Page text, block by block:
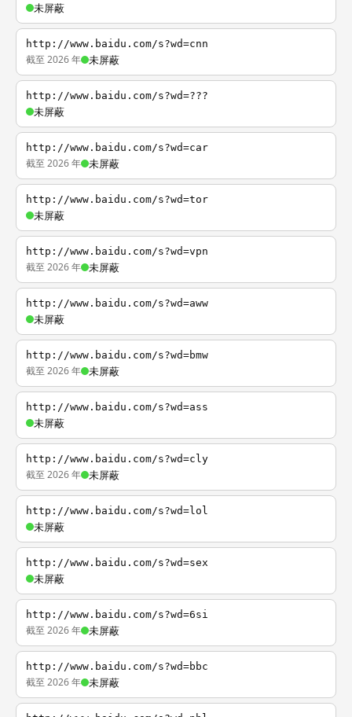
未屏蔽
http://www.baidu.com/s?wd=cnn
截至 2026 年 未屏蔽
http://www.baidu.com/s?wd=???
未屏蔽
http://www.baidu.com/s?wd=car
截至 2026 年 未屏蔽
http://www.baidu.com/s?wd=tor
未屏蔽
http://www.baidu.com/s?wd=vpn
截至 2026 年 未屏蔽
http://www.baidu.com/s?wd=aww
未屏蔽
http://www.baidu.com/s?wd=bmw
截至 2026 年 未屏蔽
http://www.baidu.com/s?wd=ass
未屏蔽
http://www.baidu.com/s?wd=cly
截至 2026 年 未屏蔽
http://www.baidu.com/s?wd=lol
未屏蔽
http://www.baidu.com/s?wd=sex
未屏蔽
http://www.baidu.com/s?wd=6si
截至 2026 年 未屏蔽
http://www.baidu.com/s?wd=bbc
截至 2026 年 未屏蔽